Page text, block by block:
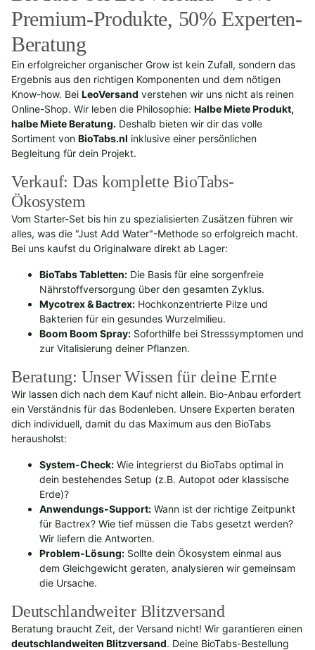
Premium-Produkte, 50% Experten-
Beratung
Ein erfolgreicher organischer Grow ist kein Zufall, sondern das
Ergebnis aus den richtigen Komponenten und dem nötigen
Know-how. Bei LeoVersand verstehen wir uns nicht als reinen
Online-Shop. Wir leben die Philosophie: Halbe Miete Produkt,
halbe Miete Beratung. Deshalb bieten wir dir das volle
Sortiment von BioTabs.nl inklusive einer persönlichen
Begleitung für dein Projekt.
Verkauf: Das komplette BioTabs-
Ökosystem
Vom Starter-Set bis hin zu spezialisierten Zusätzen führen wir
alles, was die "Just Add Water"-Methode so erfolgreich macht.
Bei uns kaufst du Originalware direkt ab Lager:
BioTabs Tabletten: Die Basis für eine sorgenfreie
Nährstoffversorgung über den gesamten Zyklus.
Mycotrex & Bactrex: Hochkonzentrierte Pilze und
Bakterien für ein gesundes Wurzelmilieu.
Boom Boom Spray: Soforthilfe bei Stresssymptomen und
zur Vitalisierung deiner Pflanzen.
Beratung: Unser Wissen für deine Ernte
Wir lassen dich nach dem Kauf nicht allein. Bio-Anbau erfordert
ein Verständnis für das Bodenleben. Unsere Experten beraten
dich individuell, damit du das Maximum aus den BioTabs
herausholst:
System-Check: Wie integrierst du BioTabs optimal in
dein bestehendes Setup (z.B. Autopot oder klassische
Erde)?
Anwendungs-Support: Wann ist der richtige Zeitpunkt
für Bactrex? Wie tief müssen die Tabs gesetzt werden?
Wir liefern die Antworten.
Problem-Lösung: Sollte dein Ökosystem einmal aus
dem Gleichgewicht geraten, analysieren wir gemeinsam
die Ursache.
Deutschlandweiter Blitzversand
Beratung braucht Zeit, der Versand nicht! Wir garantieren einen
deutschlandweiten Blitzversand. Deine BioTabs-Bestellung